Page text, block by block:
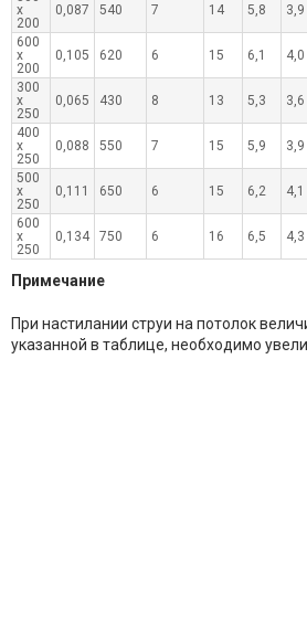
х
200
0,087 540 7 14 5,8 3,9
600
х
200
0,105 620 6 15 6,1 4,0
300
х
250
0,065 430 8 13 5,3 3,6
400
х
250
0,088 550 7 15 5,9 3,9
500
х
250
0,111 650 6 15 6,2 4,1
600
х
250
0,134 750 6 16 6,5 4,3
Примечание
При настилании струи на потолок
указанной в таблице, необходимо